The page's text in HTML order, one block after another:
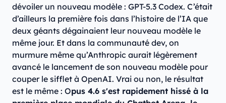
dévoiler un nouveau modèle : GPT-5.3 Codex. C’était
d’ailleurs la première fois dans l’histoire de l’IA que
deux géants dégainaient leur nouveau modèle le
même jour. Et dans la communauté dev, on
murmure même qu’Anthropic aurait légèrement
avancé le lancement de son nouveau modèle pour
couper le sifflet à OpenAI. Vrai ou non, le résultat
est le même : Opus 4.6 s'est rapidement hissé à la